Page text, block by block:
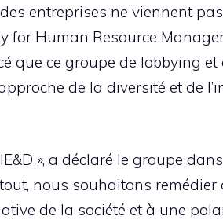
entreprises ne viennent
for Human Resource
que ce groupe de lobbying et
de la diversité et de
», a déclaré le groupe
nous souhaitons remédier
de la société et à une